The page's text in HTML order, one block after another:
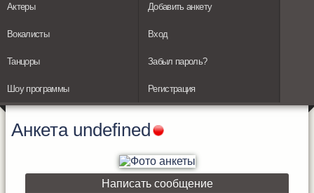
Актеры
Вокалисты
Танцоры
Шоу программы
Добавить анкету
Вход
Забыл пароль?
Регистрация
Анкета undefined
Написать сообщение